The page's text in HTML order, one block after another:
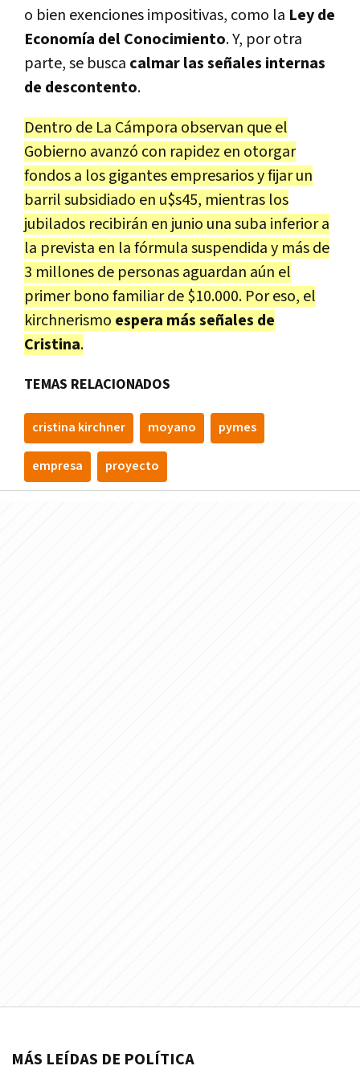
o bien exenciones impositivas, como la Ley de
Economía del Conocimiento. Y, por otra
parte, se busca calmar las señales internas
de descontento.
Dentro de La Cámpora observan que el
Gobierno avanzó con rapidez en otorgar
fondos a los gigantes empresarios y fijar un
barril subsidiado en u$s45, mientras los
jubilados recibirán en junio una suba inferior a
la prevista en la fórmula suspendida y más de
3 millones de personas aguardan aún el
primer bono familiar de $10.000. Por eso, el
kirchnerismo espera más señales de
Cristina.
TEMAS RELACIONADOS
cristina kirchner moyano pymes
empresa proyecto
MÁS LEÍDAS DE POLÍTICA